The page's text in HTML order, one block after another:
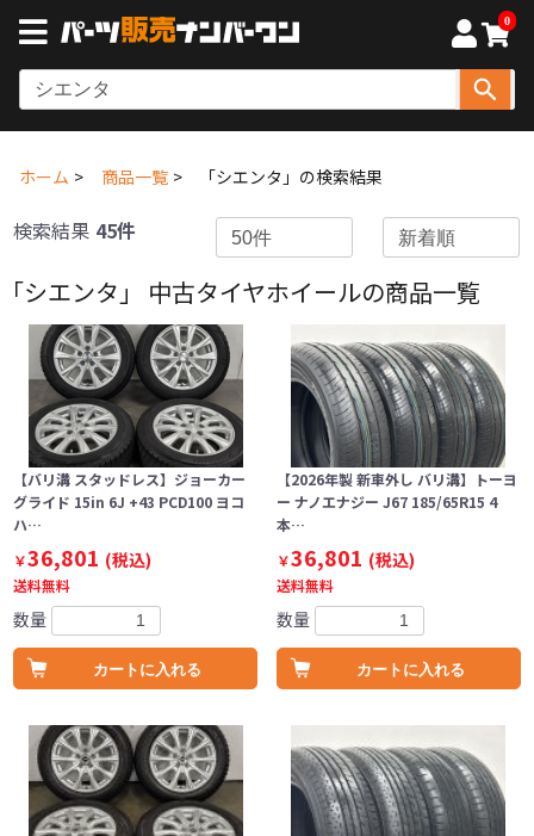
0
ホーム 商品一覧 「シエンタ」の検索結果
検索結果 45件
「シエンタ」 中古タイヤホイールの商品一覧
【バリ溝 スタッドレス】ジョーカー
グライド 15in 6J +43 PCD100 ヨコ
ハ…
￥36,801 (税込)
送料無料
数量
カートに入れる
【2026年製 新車外し バリ溝】トーヨ
ー ナノエナジー J67 185/65R15 4
本…
￥36,801 (税込)
送料無料
数量
カートに入れる